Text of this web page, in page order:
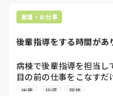
体は悪いことではないと
容や進め方が現場のニー
能性もあるのではないで
「最近困った症例はあ
ついて5分だけ一緒に考
実際の業務に直結するテ
看護・お仕事
後輩指導をする時間が
病棟で後輩指導を担当し
目の前の仕事をこなす
十分な指導をする時間や
後輩 指導 病棟